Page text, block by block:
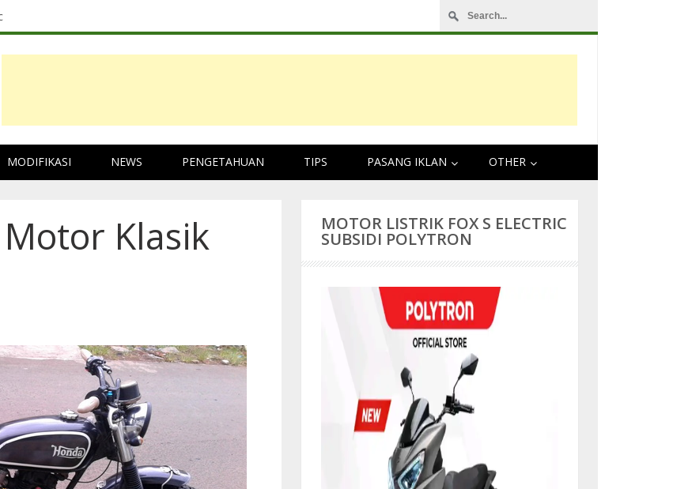
Pengalaman Touring Tangerang Lampung
MODIFIKASI NEWS PENGETAHUAN TIPS PASANG IKLAN OTHER
Klasik
MOTOR LISTRIK FOX S ELECTRIC
SUBSIDI POLYTRON